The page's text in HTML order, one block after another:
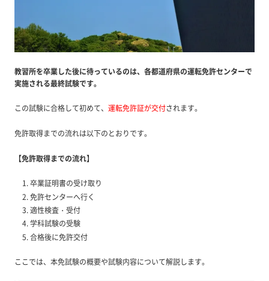
教習所を卒業した後に待っているのは、各都道府県の運転免許センターで
実施される最終試験です。
この試験に合格して初めて、 運転免許証が交付されます。
免許取得までの流れは以下のとおりです。
【免許取得までの流れ】
卒業証明書の受け取り
免許センターへ行く
適性検査・受付
学科試験の受験
合格後に免許交付
ここでは、本免試験の概要や試験内容について解説します。